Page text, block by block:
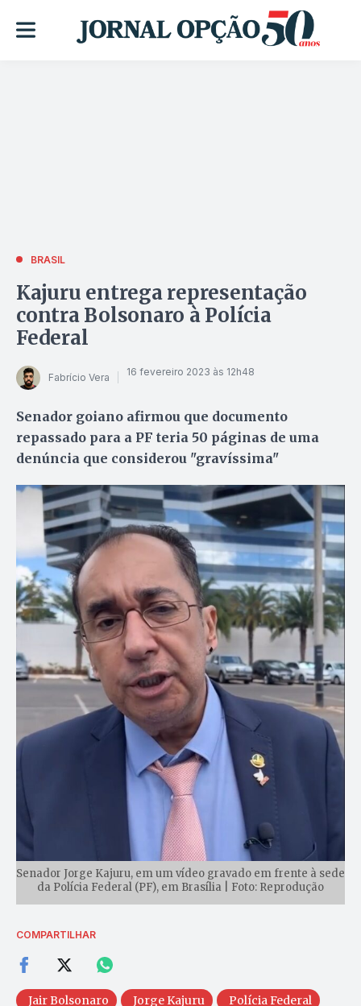
BRASIL
Kajuru entrega representação
contra Bolsonaro à Polícia
Federal
Fabrício Vera 16 fevereiro 2023 às 12h48
Senador goiano afirmou que documento
repassado para a PF teria 50 páginas de uma
denúncia que considerou "gravíssima"
Senador Jorge Kajuru, em um vídeo gravado em frente à sede
da Polícia Federal (PF), em Brasília | Foto: Reprodução
COMPARTILHAR
Jair Bolsonaro Jorge Kajuru
Polícia Federal